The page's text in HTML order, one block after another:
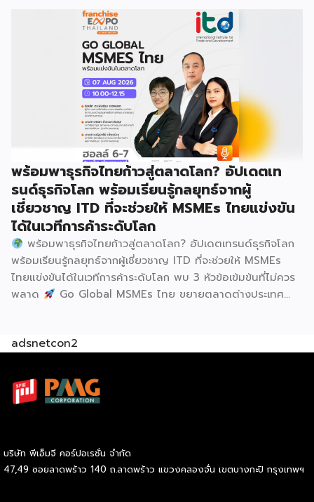
รวมกว่า 250 บูธ บนพื้นที่ 15,000 ตารางเมตร หวังเป็นทาง
เลือกสร้างรายได้เพิ่มและพยุงเศรษฐกิจไทยให้ฟื้นตัว เสิร์ฟครบ
จบในงานด้วยสินเชื่อ และทำเลทองทั่วประเทศ พร้อมเสวนาให้
ความรู้โดยผู้ทรงคุณวุฒิคับคั่ง และกิจกรรมเจรจาจับคู่ธุรกิจทั้งใน
และต่างประเทศ งานจัดต่อเนื่องระหว่างวันที่ 6-9 สิงหาคมนี้ ที่
ฮอลล์ 6-8 อิมแพ็คเมืองทองธานี คาดเม็ดเงินสะพัดในงานราว
220 ล้านบาท นายพูนพงษ์ นัยนาภากรณ์ อธิบดีกรมพัฒนา
ธุรกิจการค้า กระทรวงพาณิชย์ กล่าวว่า งาน ” Franchise Expo
Thailand & Thailand E-Commerce Selection Expo
(TESE 2026) เป็นเวทีแสดงธุรกิจแฟรนไชส์และโซลูชั่นส์แบบครบ
วงจร […]
พร้อมพาธุรกิจไทยก้าวสู่ตลาดโลก? อัปเดตเท
รนด์ธุรกิจโลก พร้อมเรียนรู้กลยุทธ์จากผู้
เชี่ยวชาญ ITD ที่จะช่วยให้ MSMEs ไทยแข่งขัน
ได้ในเวทีการค้าระดับโลก
พร้อมพาธุรกิจไทยก้าวสู่ตลาดโลก? อัปเดตเทรนด์ธุรกิจโลก
พร้อมเรียนรู้กลยุทธ์จากผู้เชี่ยวชาญ ITD ที่จะช่วยให้ MSMEs
ไทยแข่งขันได้ในเวทีการค้าระดับโลก พบ 3 หัวข้อเข้มข้นที่ไม่ควร
พลาด
Go Global MSMEs ไทย ขยายตลาดต่างประเทศ
Commerce เปิดตลาดจีน ติดอาวุธ SMEs ไทย สู่ผู้บริโภค
ธุรกิจ ผู้ประกอบการ และผู้ที่กำลังวางแผนขยายตลาด
สิงหาคม 2569 | 10.00 – 12.15 น.
adsnetcon2
บริษัท พีเอ็มจี คอร์ปอเรชั่น จำกัด
47,49 ซอยลาดพร้าว 140 ถ.ลาดพร้าว แขวงคลองจั่น เขตบางกะปิ กรุงเทพฯ